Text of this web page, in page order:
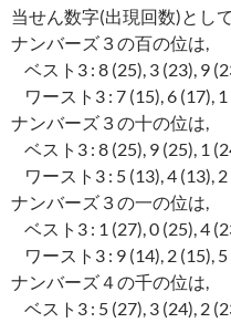
当せん数字(出現回数)とし
ナンバーズ３の百の位は,
ベスト3 : 8 (25), 3 (23), 9
ワースト3 : 7 (15), 6 (17), 1
ナンバーズ３の十の位は,
ベスト3 : 8 (25), 9 (25), 1
ワースト3 : 5 (13), 4 (13), 2
ナンバーズ３の一の位は,
ベスト3 : 1 (27), 0 (25), 4
ワースト3 : 9 (14), 2 (15), 5
ナンバーズ４の千の位は,
ベスト3 : 5 (27), 3 (24), 2